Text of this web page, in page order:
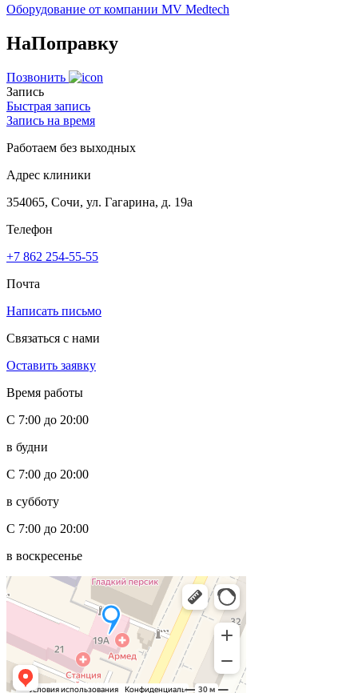
Оборудование от компании MV Medtech
НаПоправку
Позвонить
Запись
Быстрая запись
Запись на время
Работаем без выходных
Адрес клиники
354065, Сочи, ул. Гагарина, д. 19а
Телефон
+7 862 254-55-55
Почта
Написать письмо
Связаться с нами
Оставить заявку
Время работы
С 7:00 до 20:00
в будни
С 7:00 до 20:00
в субботу
С 7:00 до 20:00
в воскресенье